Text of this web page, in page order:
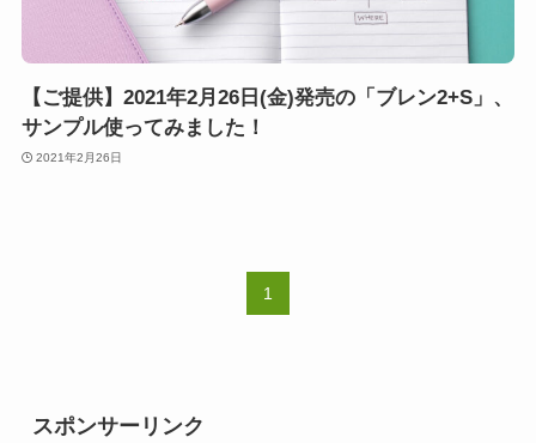
【ご提供】2021年2月26日(金)発売の「ブレン2+S」、
サンプル使ってみました！
2021年2月26日
1
スポンサーリンク